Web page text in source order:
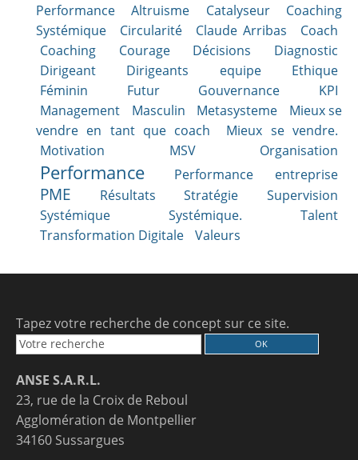
Performance Altruisme Catalyseur Coaching
Systémique
Circularité Claude Arribas
Coach
Coaching
Courage Décisions
Diagnostic
Dirigeant
Dirigeants equipe
Ethique
Féminin
Futur Gouvernance
KPI
Management
Masculin Metasysteme
Mieux se
vendre en tant que coach
Mieux se vendre.
Motivation
MSV Organisation
Performance Performance entreprise
PME Résultats Stratégie
Supervision
Systémique
Systémique.
Talent
Transformation Digitale
Valeurs
Tapez votre recherche de concept sur ce site.
ANSE S.A.R.L.
23, rue de la Croix de Reboul
Agglomération de Montpellier
34160 Sussargues